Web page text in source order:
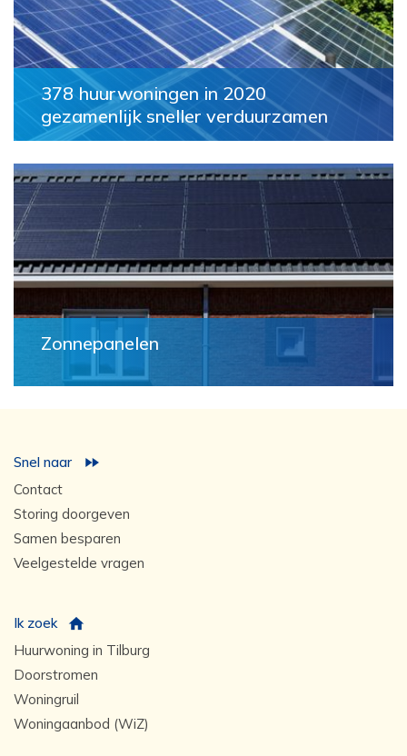
378 huurwoningen in 2020
gezamenlijk sneller verduurzamen
Zonnepanelen
Snel naar
Contact
Storing doorgeven
Samen besparen
Veelgestelde vragen
Ik zoek
Huurwoning in Tilburg
Doorstromen
Woningruil
Woningaanbod (WiZ)